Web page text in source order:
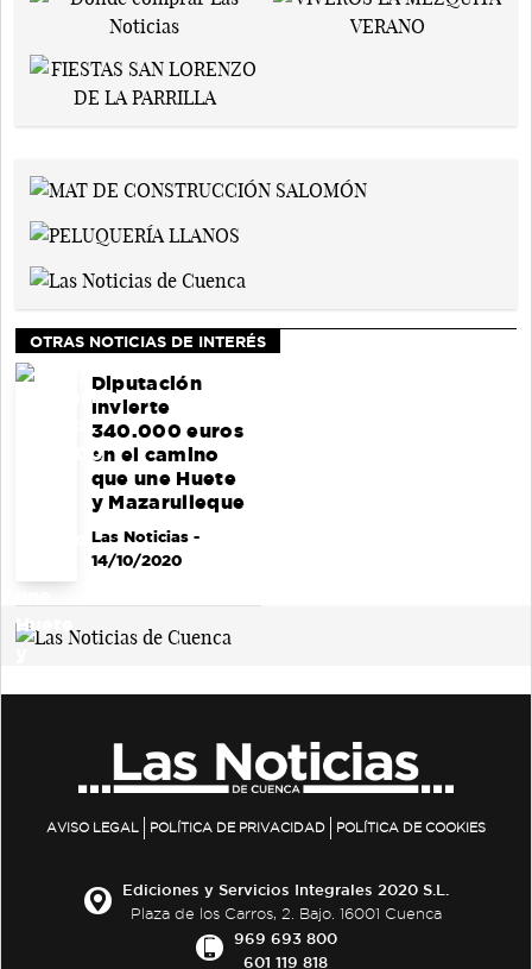
OTRAS NOTICIAS DE INTERÉS
Diputación
invierte
340.000 euros
en el camino
que une Huete
y Mazarulleque
Las Noticias-
14/10/2020
AVISO LEGAL POLÍTICA DE PRIVACIDAD POLÍTICA DE COOKIES
Ediciones y Servicios Integrales 2020 S.L.
Plaza de los Carros, 2. Bajo. 16001 Cuenca
969 693 800
601 119 818